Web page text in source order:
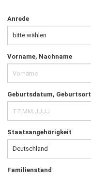
Anrede
Vorname, Nachname
Geburtsdatum, Geburtsort
Staatsangehörigkeit
Familienstand